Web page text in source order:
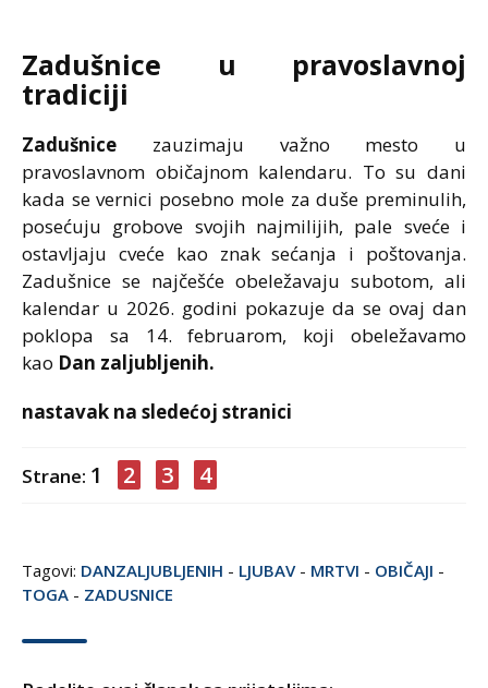
Zadušnice u pravoslavnoj
tradiciji
Zadušnice zauzimaju važno mesto u
pravoslavnom običajnom kalendaru. To su dani
kada se vernici posebno mole za duše preminulih,
posećuju grobove svojih najmilijih, pale sveće i
ostavljaju cveće kao znak sećanja i poštovanja.
Zadušnice se najčešće obeležavaju subotom, ali
kalendar u 2026. godini pokazuje da se ovaj dan
poklopa sa 14. februarom, koji obeležavamo
kao Dan zaljubljenih.
nastavak na sledećoj stranici
Strane: 1 2 3 4
Tagovi: DANZALJUBLJENIH - LJUBAV- MRTVI - OBIČAJI -
TOGA - ZADUSNICE